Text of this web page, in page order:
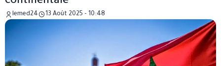
lemed24 13 Août 2025 - 10:48